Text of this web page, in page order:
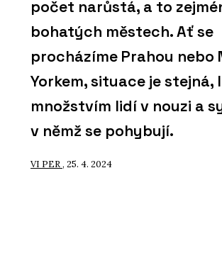
počet narůstá, a to
bohatých městech. Ať se
procházíme Prahou nebo
Yorkem, situace je stejná,
množstvím lidí v nouzi a
v němž se pohybují.
VI PER , 25. 4. 2024